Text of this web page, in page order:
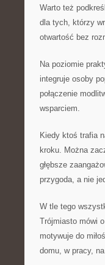
Warto też
dla tych, którzy
otwartość bez
Na poziomie
integruje osoby
połączenie
wsparciem.
Kiedy ktoś trafia
kroku. Można
głębsze
przygoda, a nie
W tle tego
Trójmiasto mówi
motywuje do
domu, w pracy,